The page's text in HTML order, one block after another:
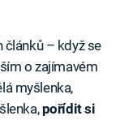
článků – když se
o zajímavém
myšlenka,
pořídit si